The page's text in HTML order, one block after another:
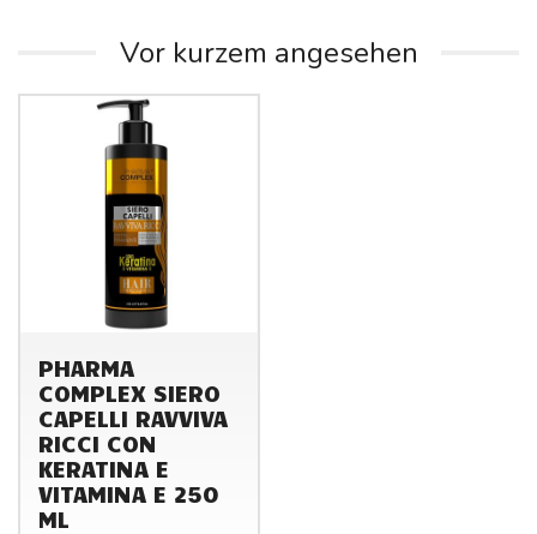
Vor kurzem angesehen
PHARMA
COMPLEX SIERO
CAPELLI RAVVIVA
RICCI CON
KERATINA E
VITAMINA E 250
ML